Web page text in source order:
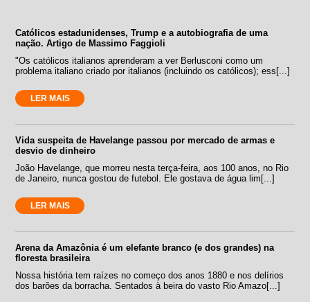
Católicos estadunidenses, Trump e a autobiografia de uma
nação. Artigo de Massimo Faggioli
"Os católicos italianos aprenderam a ver Berlusconi como um
problema italiano criado por italianos (incluindo os católicos); ess[...]
LER MAIS
Vida suspeita de Havelange passou por mercado de armas e
desvio de dinheiro
João Havelange, que morreu nesta terça-feira, aos 100 anos, no Rio
de Janeiro, nunca gostou de futebol. Ele gostava de água lim[...]
LER MAIS
Arena da Amazônia é um elefante branco (e dos grandes) na
floresta brasileira
Nossa história tem raízes no começo dos anos 1880 e nos delírios
dos barões da borracha. Sentados à beira do vasto Rio Amazo[...]